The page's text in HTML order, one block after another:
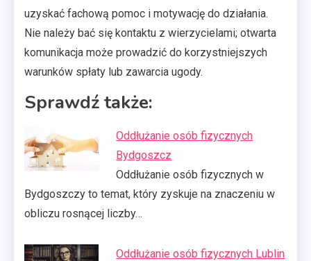
uzyskać fachową pomoc i motywację do działania.
Nie należy bać się kontaktu z wierzycielami; otwarta
komunikacja może prowadzić do korzystniejszych
warunków spłaty lub zawarcia ugody.
Sprawdź także:
Oddłużanie osób fizycznych
Bydgoszcz
Oddłużanie osób fizycznych w
Bydgoszczy to temat, który zyskuje na znaczeniu w
obliczu rosnącej liczby…
Oddłużanie osób fizycznych Lublin